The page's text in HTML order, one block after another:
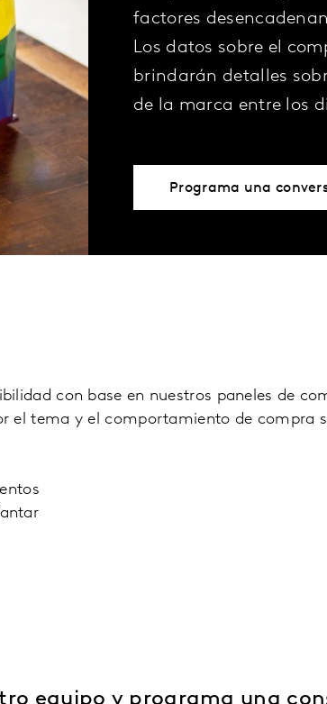
factores
Los datos sobre el
brindarán detalles
de la marca entre los
Programa una
con base en nuestros paneles de
el tema y el comportamiento de compra
equipo y programa una